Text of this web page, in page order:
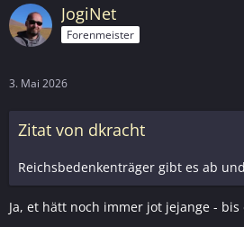
JogiNet
Forenmeister
3. Mai 2026
Zitat von dkracht
Reichsbedenkenträger gibt es ab
Ja, et hätt noch immer jot jejange -